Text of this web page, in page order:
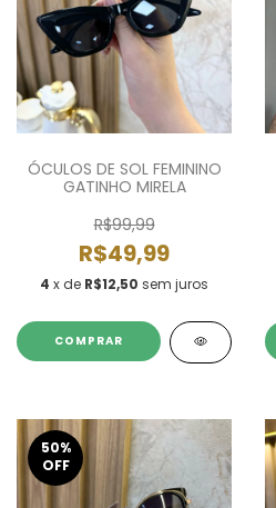
ÓCULOS DE SOL FEMININO
GATINHO MIRELA
R$99,99
R$49,99
4 x de R$12,50 sem juros
COMPRAR
50%
OFF